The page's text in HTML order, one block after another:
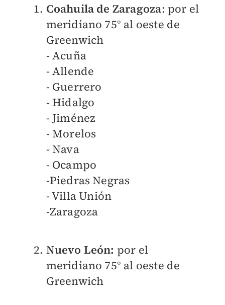
Coahuila de Zaragoza: por el
meridiano 75° al oeste de
Greenwich
- Acuña
- Allende
- Guerrero
- Hidalgo
- Jiménez
- Morelos
- Nava
- Ocampo
-Piedras Negras
- Villa Unión
-Zaragoza
Nuevo León: por el
meridiano 75° al oeste de
Greenwich